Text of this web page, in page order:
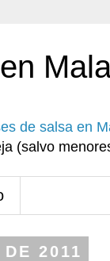
de salsa en
(salvo
2011